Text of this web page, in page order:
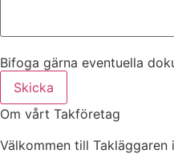
Bifoga gärna eventuella
Skicka
Om vårt Takföretag
Välkommen till Takläggaren